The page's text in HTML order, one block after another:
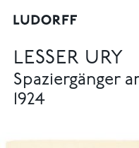
LESSER URY
Spaziergänger
1924